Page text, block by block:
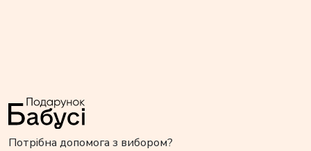
Потрібна допомога з вибором?